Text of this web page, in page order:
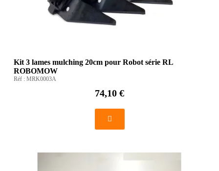
Kit 3 lames mulching 20cm pour Robot série RL
ROBOMOW
Réf : MRK0003A
74,10 €